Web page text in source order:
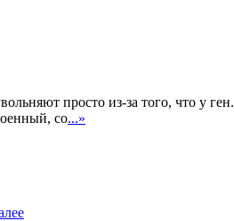
просто из-за того, что у
со...»